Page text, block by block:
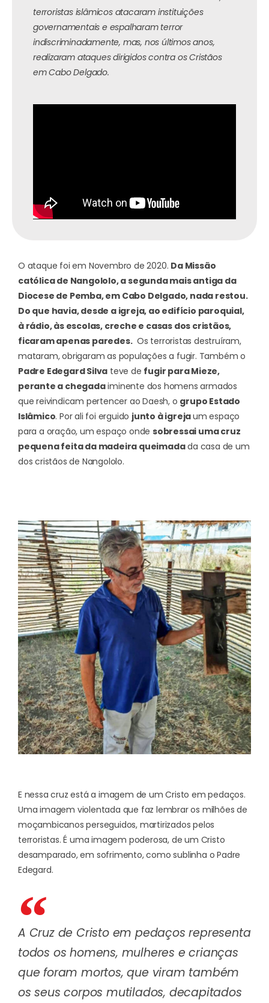
terroristas islâmicos atacaram instituições
governamentais e espalharam terror
indiscriminadamente, mas, nos últimos anos,
realizaram ataques dirigidos contra os Cristãos
em Cabo Delgado.
O ataque foi em Novembro de 2020. Da Missão
católica de Nangololo, a segunda mais antiga da
Diocese de Pemba, em Cabo Delgado, nada restou.
Do que havia, desde a igreja, ao edifício paroquial,
à rádio, às escolas, creche e casas dos cristãos,
ficaram apenas paredes.Os terroristas destruíram,
mataram, obrigaram as populações a fugir. Também o
Padre Edegard Silva teve de fugir para Mieze,
perante a chegadaiminente dos homens armados
que reivindicam pertencer ao Daesh, o grupo Estado
Islâmico.Por ali foi erguido junto à igrejaum espaço
para a oração, um espaço ondesobressai uma cruz
pequena feita da madeira queimadada casa de um
dos cristãos de Nangololo.
E nessa cruz está a imagem de um Cristo em pedaços.
Uma imagem violentada que faz lembrar os milhões de
moçambicanos perseguidos, martirizados pelos
terroristas. É uma imagem poderosa, de um Cristo
desamparado, em sofrimento, como sublinha o Padre
Edegard.
A Cruz de Cristo em pedaços representa
todos os homens, mulheres e crianças
que foram mortos, que viram também
os seus corpos mutilados, decapitados